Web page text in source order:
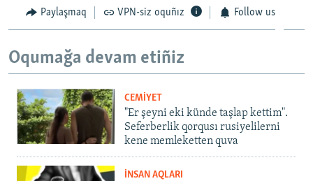
Paylaşmaq VPN-siz oquñız Follow us
Oqumağa devam etiñiz
CEMİYET
"Er şeyni eki künde taşlap kettim".
Seferberlik qorqusı rusiyelilerni
kene memleketten quva
İNSAN AQLARI